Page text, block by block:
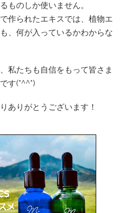
ものしか使いません。
作られたエキスでは、植物エ
、何が入っているかわからな
私たちも自信をもって皆さま
す(*^^*)
ありがとうございます！